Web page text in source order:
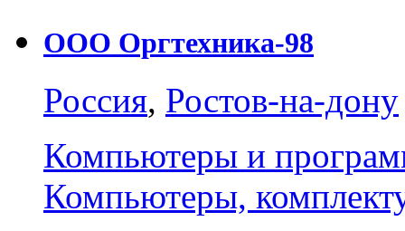
ООО Оргтехника-98
Россия, Ростов-на-дону
Компьютеры и
Компьютеры,